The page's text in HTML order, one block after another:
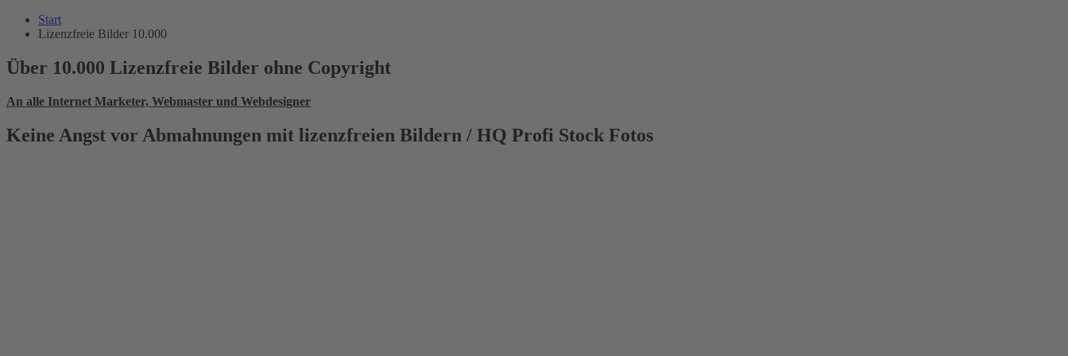
Zum
Inhalt
Start
Lizenzfreie Bilder 10.000
Über 10.000 Lizenzfreie Bilder ohne Copyright
An alle Internet Marketer, Webmaster und Webdesigner
Keine Angst vor Abmahnungen mit lizenzfreien Bildern / HQ Profi Stock Fotos